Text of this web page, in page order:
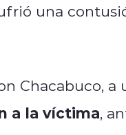
una
Chacabuco, a
a la víctima,